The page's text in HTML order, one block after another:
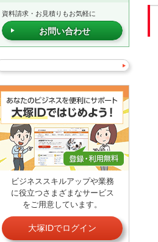
資料請求・お見積りもお気軽に
お問い合わせ
ビジネススキルアップや業務
に役立つさまざまなサービス
をご用意しています。
大塚IDでログイン